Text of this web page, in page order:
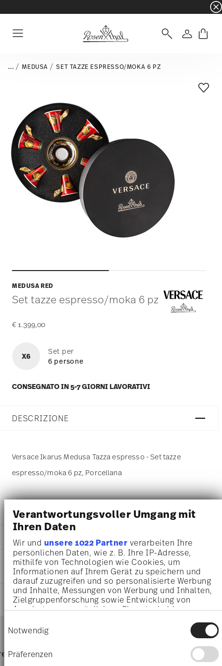
Verantwortungsvoller Umgang mit
Ihren Daten
Wir und unsere 1022 Partnerverarbeiten Ihre
persönlichen Daten, wie z. B. Ihre IP-Adresse,
mithilfe von Technologien wie Cookies, um
Informationen auf Ihrem Gerät zu speichern und
darauf zuzugreifen und so personalisierte Werbung
und Inhalte, Messungen von Werbung und Inhalten,
Zielgruppenforschung sowie Entwicklung von
Angeboten zu ermöglichen. Sie entscheiden
Sie können Ihre Einwilligung jederzeit über die
Cookie-Erklärung oder durch Klicken auf das
Privacy Trigger Symbol ändern oder widerrufen
Notwendig
Präferenzen
☀️ Summer SALE – Risparmia ancora di più:
Accedi
... MEDUSA SET TAZZE ESPRESSO/MOKA 6 PZ
MEDUSA RED
Set tazze espresso/moka 6 pz
€ 1.399,00
X6
Set per
6 persone
CONSEGNATO IN 5-7 GIORNI LAVORATIVI
Lista
DESCRIZIONE
Versace Ikarus Medusa Tazza espresso - Set tazze
espresso/moka 6 pz, Porcellana
DETTAGLI
Versace
Medusa
Medusa Red
Porcellana
Red
19300-409605-29254
4012437320930
DE
2005
6x Espresso Saucer, 6x Espresso
Cup
DIMENSIONI
37,10 cm
37,10 cm
12,30 cm
0.09 l
1,03 kg
37,10 cm
INFORMAZIONI SU CURA E
SICUREZZA
Resistente al lavaggio in
lavastoviglie
Sicuro per il contatto con gli
SPEDIZIONE E RESI
pagina dedicata alle
Footer